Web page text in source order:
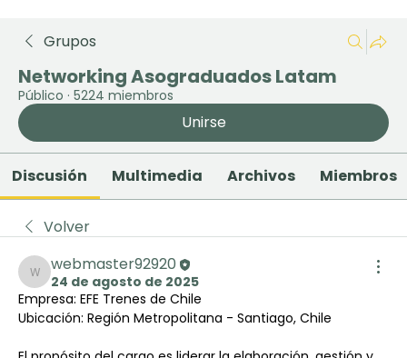
Grupos
Networking Asograduados Latam
Público · 5224 miembros
Unirse
Discusión Multimedia Archivos Miembros
Volver
webmaster92920
webmaster92920
24 de agosto de 2025
Empresa: EFE Trenes de Chile
Ubicación: Región Metropolitana - Santiago, Chile